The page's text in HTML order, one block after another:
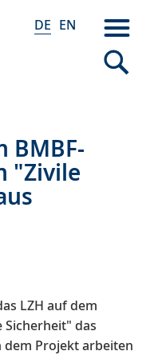
DE EN
BMBF-
"Zivile
LZH auf dem
das
dem Projekt arbeiten